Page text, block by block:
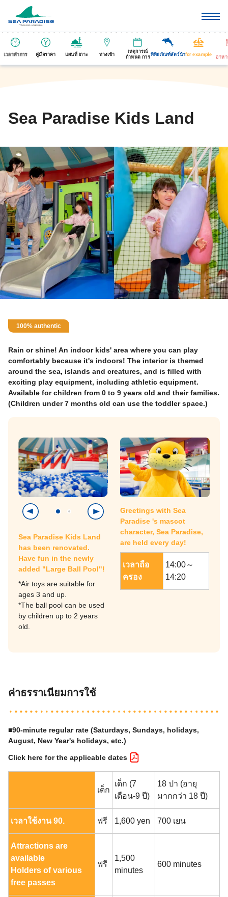
เวลาทำการ คู่มือราคา แผนที่ เกาะ ทางเข้า
เหตุการณ์
กำหนด การ
พิพิธภัณฑ์สัตว์นำfor example
อาห
Sea Paradise Kids Land
100% authentic
Rain or shine! An indoor kids' area where you can play
comfortably because it's indoors! The interior is themed
around the sea, islands and creatures, and is filled with
exciting play equipment, including athletic equipment.
Available for children from 0 to 9 years old and their families.
(Children under 7 months old can use the toddler space.)
Sea Paradise Kids Land
has been renovated.
Have fun in the newly
added "Large Ball Pool"!
*Air toys are suitable for
ages 3 and up.
*The ball pool can be used
by children up to 2 years
old.
Greetings with Sea
Paradise 's mascot
character, Sea Paradise,
are held every day!
เวลาถือ
ครอง
14:00～
14:20
ค่าธรราเนียมการใช้
■90-minute regular rate (Saturdays, Sundays, holidays,
August, New Year's holidays, etc.)
Click here for the applicable dates
เด็ก
เด็ก (7
เดือน-9 ปี)
18 ปา (อายุ
มากกว่า 18 ปี)
เวลาใช้งาน 90. ฟรี 1,600 yen 700 เยน
Attractions are
available
Holders of various
free passes
ฟรี
1,500
minutes
600 minutes